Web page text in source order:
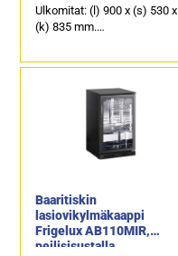
Ulkomitat: (l) 900 x (s) 530 x
(k) 835 mm.
Tilavuus: 150 litraa.
Baaritiskin
lasiovikylmäkaappi
Frigelux AB110MIR,
peilisisustalla